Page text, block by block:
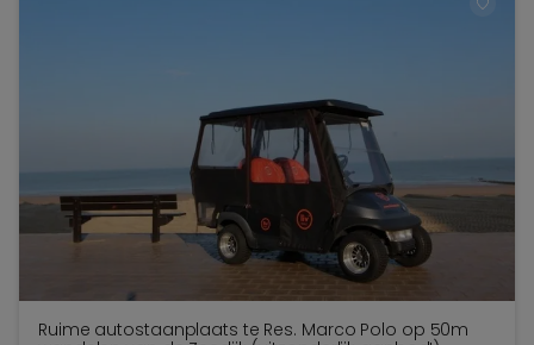
Ruime autostaanplaats te Res. Marco Polo op 50m